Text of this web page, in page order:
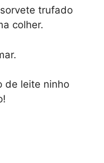
trufado
colher.
de leite ninho